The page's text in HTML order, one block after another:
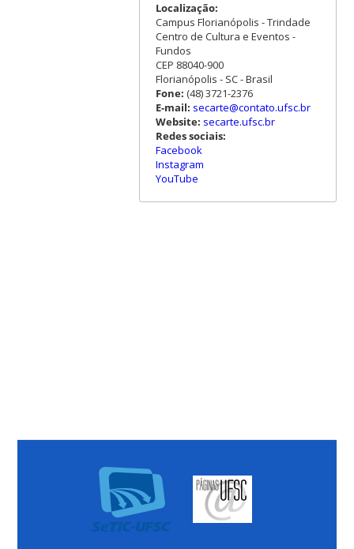
Localização:
Campus Florianópolis - Trindade
Centro de Cultura e Eventos -
Fundos
CEP 88040-900
Florianópolis - SC - Brasil
Fone: (48) 3721-2376
E-mail: secarte@contato.ufsc.br
Website: secarte.ufsc.br
Redes sociais:
Facebook
Instagram
YouTube